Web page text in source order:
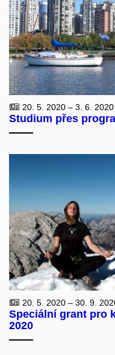
20. 5. 2020 – 3. 6. 2020
Studium přes
20. 5. 2020 – 30. 9.
Speciální grant pro
2020